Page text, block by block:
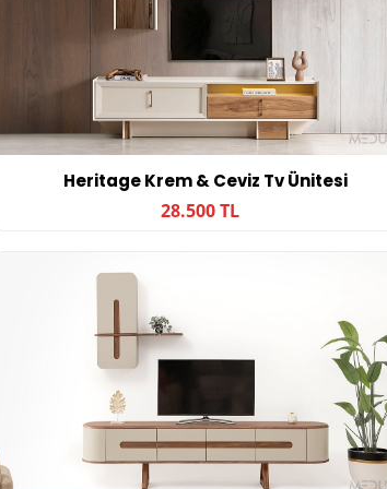
Heritage Krem & Ceviz Tv Ünitesi
28.500 TL